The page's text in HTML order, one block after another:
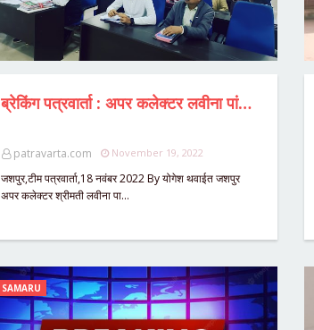
ब्रेकिंग पत्रवार्ता : अपर कलेक्टर लवीना पांडेय ने आश्रम अधीक्षकों को दिए सख्त निर्देश,20 बिंदुओं पर अनिवार्यतः पालन करने का आदेश,हॉस्टल अधीक्षक अपने हॉस्टल में करें निवास अन्यथा होगी कड़ी कार्यवाही,आश्रम,छात्रावासों में लगातार लापरवाही की खबरों पर सख्त हुआ प्रशासन।
patravarta.com November 19, 2022
जशपुर,टीम पत्रवार्ता,18 नवंबर 2022 By योगेश थवाईत जशपुर
अपर कलेक्टर श्रीमती लवीना पा…
SAMARU